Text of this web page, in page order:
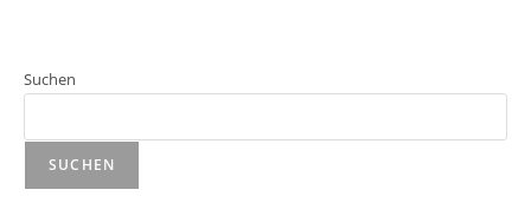
Suchen
SUCHEN